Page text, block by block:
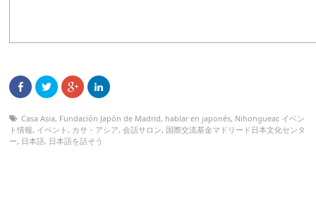
Casa Asia, Fundación Japón de Madrid, hablar en japonés, Nihonguear, イベン
ト情報, イベント , カサ・アシア,会話サロン, 国際交流基金マドリード日本文化センタ
ー, 日本語, 日本語を話そう